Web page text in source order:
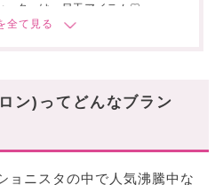
ーターは、目玉アイテム♡
)のウジは、カーディガン✔️
さが神…!
ン)ってどんなブラン
ョニスタの中で人気沸騰中な